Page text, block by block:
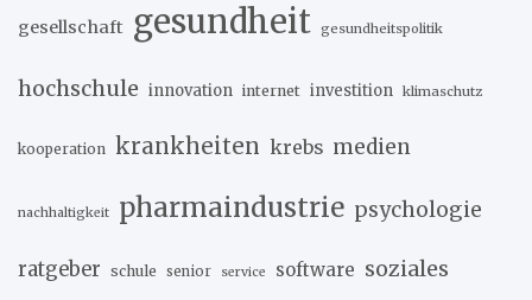
gesellschaft gesundheit gesundheitspolitik
hochschule innovation internet investition klimaschutz
kooperation krankheiten krebs medien
nachhaltigkeit pharmaindustrie psychologie
ratgeber schule senior service software soziales